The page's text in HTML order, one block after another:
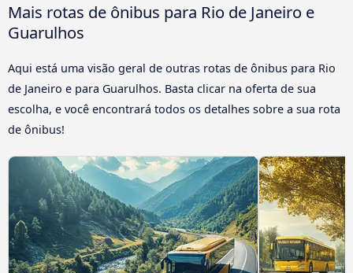
Mais rotas de ônibus para Rio de Janeiro e
Guarulhos
Aqui está uma visão geral de outras rotas de ônibus para Rio
de Janeiro e para Guarulhos. Basta clicar na oferta de sua
escolha, e você encontrará todos os detalhes sobre a sua rota
de ônibus!